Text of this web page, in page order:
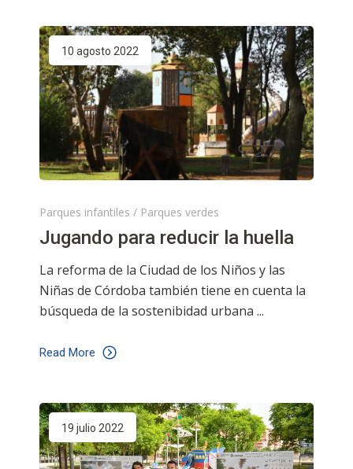
10 agosto 2022
Parques infantiles / Parques verdes
Jugando para reducir la huella
La reforma de la Ciudad de los Niños y las
Niñas de Córdoba también tiene en cuenta la
búsqueda de la sostenibidad urbana
Read More
19 julio 2022